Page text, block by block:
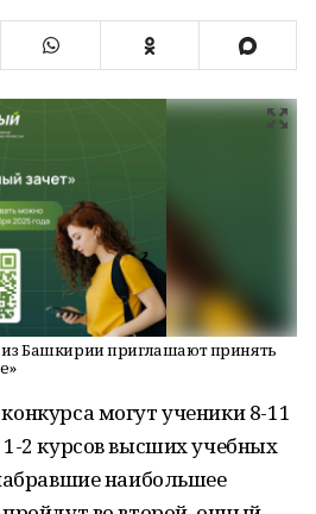
Башкирии приглашают принять
могут ученики 8-11
2 курсов высших учебных
наибольшее